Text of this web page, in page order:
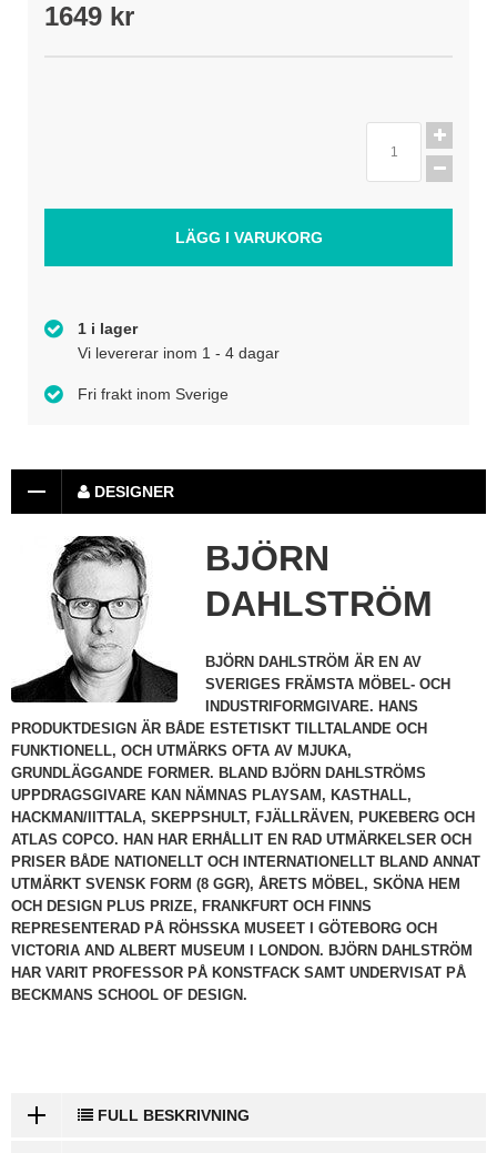
1649 kr
1 i lager
Vi levererar inom 1 - 4 dagar
Fri frakt inom Sverige
DESIGNER
BJÖRN
DAHLSTRÖM
BJÖRN DAHLSTRÖM ÄR EN AV
SVERIGES FRÄMSTA MÖBEL- OCH
INDUSTRIFORMGIVARE. HANS
PRODUKTDESIGN ÄR BÅDE ESTETISKT TILLTALANDE OCH
FUNKTIONELL, OCH UTMÄRKS OFTA AV MJUKA,
GRUNDLÄGGANDE FORMER. BLAND BJÖRN DAHLSTRÖMS
UPPDRAGSGIVARE KAN NÄMNAS PLAYSAM, KASTHALL,
HACKMAN/IITTALA, SKEPPSHULT, FJÄLLRÄVEN, PUKEBERG OCH
ATLAS COPCO. HAN HAR ERHÅLLIT EN RAD UTMÄRKELSER OCH
PRISER BÅDE NATIONELLT OCH INTERNATIONELLT BLAND ANNAT
UTMÄRKT SVENSK FORM (8 GGR), ÅRETS MÖBEL, SKÖNA HEM
OCH DESIGN PLUS PRIZE, FRANKFURT OCH FINNS
REPRESENTERAD PÅ RÖHSSKA MUSEET I GÖTEBORG OCH
VICTORIA AND ALBERT MUSEUM I LONDON. BJÖRN DAHLSTRÖM
HAR VARIT PROFESSOR PÅ KONSTFACK SAMT UNDERVISAT PÅ
BECKMANS SCHOOL OF DESIGN.
FULL BESKRIVNING